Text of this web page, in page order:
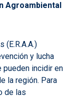
Agroambiental
(E.R.A.A.)
y lucha
incidir en
la región. Para
de las